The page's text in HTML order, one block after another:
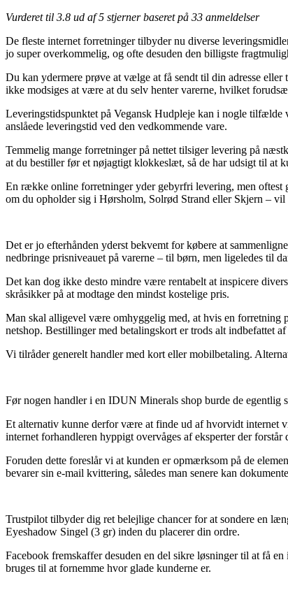
Vurderet til 3.8 ud af 5 stjerner baseret på 33 anmeldelser
De fleste internet forretninger tilbyder nu diverse
jo super overkommelig, og ofte desuden den billigste
Du kan ydermere prøve at vælge at få sendt til din adresse
ikke modsiges at være at du selv henter varerne, hvilket
Leveringstidspunktet på Vegansk Hudpleje kan i nogle tilfælde
anslåede leveringstid ved den vedkommende vare.
Temmelig mange forretninger på nettet tilsiger levering på
at du bestiller før et nøjagtigt klokkeslæt, så de har udsigt til at
En række online forretninger yder gebyrfri levering, men oftest
om du opholder sig i Hørsholm, Solrød Strand eller Skjern –
Det er jo efterhånden yderst bekvemt for købere at
nedbringe prisniveauet på varerne – til børn, men ligeledes til
Det kan dog ikke desto mindre være rentabelt at inspicere
skråsikker på at modtage den mindst kostelige pris.
Man skal alligevel være omhyggelig med, at hvis en forretning
netshop. Bestillinger med betalingskort er trods alt indbefattet
Vi tilråder generelt handler med kort eller mobilbetaling.
Før nogen handler i en IDUN Minerals shop burde de egentlig
Et alternativ kunne derfor være at finde ud af hvorvidt internet
internet forhandleren hyppigt overvåges af eksperter der
Foruden dette foreslår vi at kunden er opmærksom på de
bevarer sin e-mail kvittering, således man senere kan
Trustpilot tilbyder dig ret belejlige chancer for at sondere en
Eyeshadow Singel (3 gr) inden du placerer din ordre.
Facebook fremskaffer desuden en del sikre løsninger til at få
bruges til at fornemme hvor glade kunderne er.